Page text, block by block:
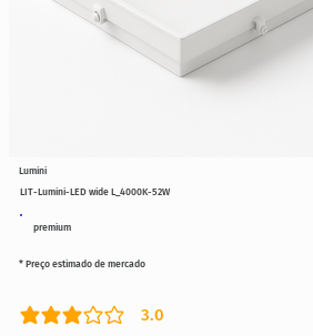
premium
LIT-Lumini-LED wide L_4000K-52W
3.0
classificação média é 3 de 5
* Preço estimado de mercado
Lumini